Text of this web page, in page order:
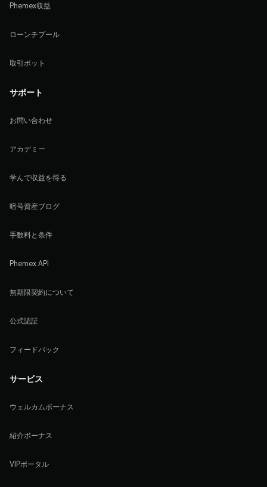
Phemex収益
ローンチプール
取引ボット
サポート
お問い合わせ
アカデミー
学んで収益を得る
暗号資産ブログ
手数料と条件
Phemex API
無期限契約について
公式認証
フィードバック
サービス
ウェルカムボーナス
紹介ボーナス
VIPポータル